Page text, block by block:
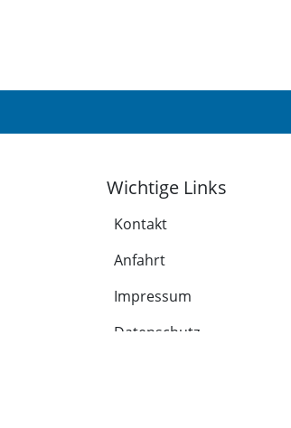
Wichtige Links
Kontakt
Anfahrt
Impressum
Datenschutz